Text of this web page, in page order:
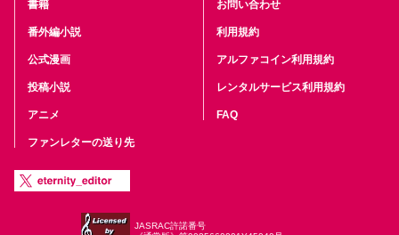
書籍
番外編小説
公式漫画
投稿小説
アニメ
ファンレターの送り先
お問い合わせ
利用規約
アルファコイン利用規約
レンタルサービス利用規約
FAQ
JASRAC許諾番号